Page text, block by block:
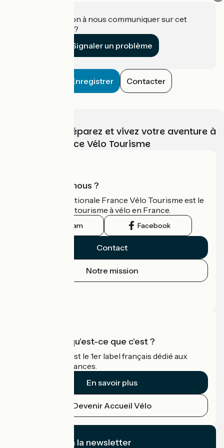
Une information à nous communiquer sur cet
établissement ?
Signaler un problème
Enregistrer Contacter
Choisissez, préparez et vivez votre aventure à
vélo avec France Vélo Tourisme
Qui sommes-nous ?
L'association nationale France Vélo Tourisme est le
guide officiel du tourisme à vélo en France.
Instagram Facebook
Contact
Notre mission
Accueil Vélo qu'est-ce que c'est ?
Accueil Vélo c'est le 1er label français dédié aux
cyclistes en vacances.
En savoir plus
Devenir Accueil Vélo
Je m'abonne à la newsletter